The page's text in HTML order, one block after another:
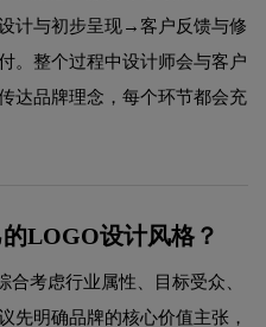
计与初步呈现→客户反馈与修
。整个过程中设计师会与客户
达品牌理念，每个环节都会充
LOGO设计风格？
考虑行业属性、目标受众、
先明确品牌的核心价值主张，